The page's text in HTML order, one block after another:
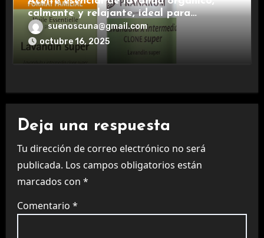
calmante y relajante, ideal para
aromaterapia.
suenoscuna@gmail.com
octubre 16, 2025
Deja una respuesta
Tu dirección de correo electrónico no será
publicada. Los campos obligatorios están
marcados con *
Comentario *